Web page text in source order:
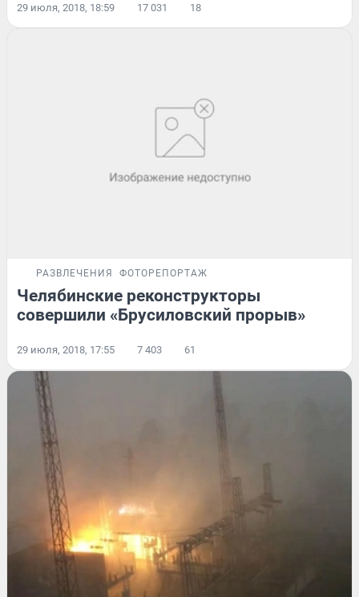
29 июля, 2018, 18:59 17 031 18
РАЗВЛЕЧЕНИЯ ФОТОРЕПОРТАЖ
Челябинские реконструкторы
совершили «Брусиловский прорыв»
29 июля, 2018, 17:55 7 403 61